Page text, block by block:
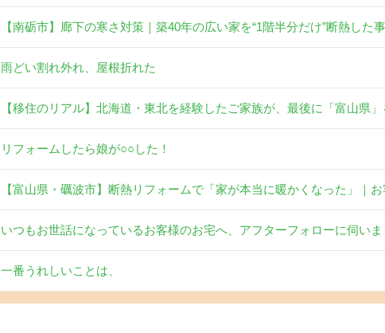
【南砺市】廊下の寒さ対策｜築40年の広い家を“1階半分だけ”断熱した
雨どい割れ外れ、屋根折れた
【移住のリアル】北海道・東北を経験したご家族が、最後に「富山県
リフォームしたら娘が○○した！
【富山県・礪波市】断熱リフォームで「家が本当に暖かくなった」｜
いつもお世話になっているお客様のお宅へ、アフターフォローに伺い
一番うれしいことは、